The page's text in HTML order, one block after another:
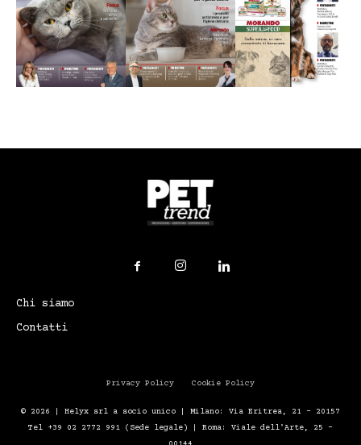
Chi siamo
Contatti
Privacy Policy Cookie Policy
© 2026 | Helyx srl a socio unico | Milano: Via Eritrea, 21 – 20157
Tel +39 02 2772 991 (Sede legale) | Roma: Viale dell'Arte, 25 -